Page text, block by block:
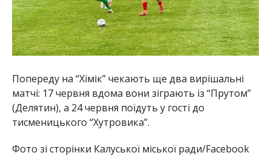
Попереду на “Хімік” чекають ще два вирішальні
матчі: 17 червня вдома вони зіграють із “Прутом”
(Делятин), а 24 червня поїдуть у гості до
тисменицького “Хутровика”.
Фото зі сторінки Калуської міської ради/Facebook